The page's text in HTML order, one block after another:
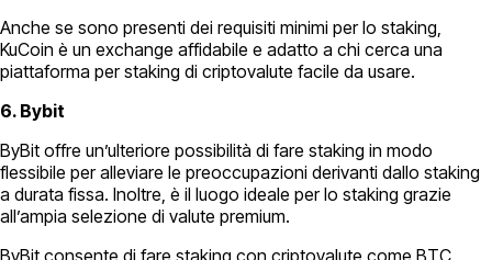
Anche se sono presenti dei requisiti minimi per lo staking,
KuCoin è un exchange affidabile e adatto a chi cerca una
piattaforma per staking di criptovalute facile da usare.
6. Bybit
ByBit offre un’ulteriore possibilità di fare staking in modo
flessibile per alleviare le preoccupazioni derivanti dallo staking
a durata fissa. Inoltre, è il luogo ideale per lo staking grazie
all’ampia selezione di valute premium.
ByBit consente di fare staking con criptovalute come BTC,